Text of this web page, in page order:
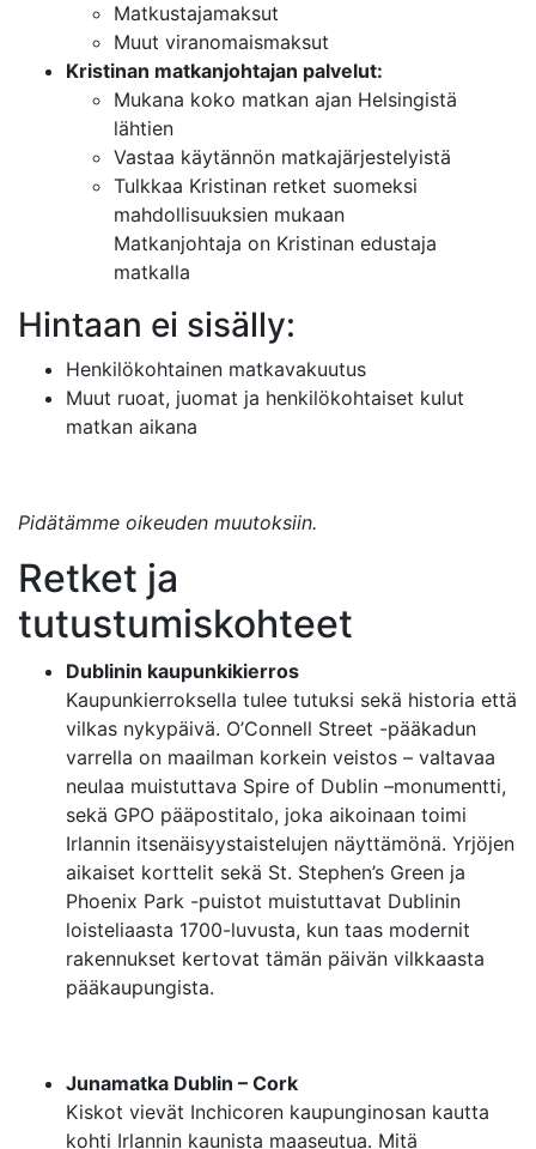
Matkustajamaksut
Muut viranomaismaksut
Kristinan matkanjohtajan palvelut:
Mukana koko matkan ajan Helsingistä
lähtien
Vastaa käytännön matkajärjestelyistä
Tulkkaa Kristinan retket suomeksi
mahdollisuuksien mukaan
Matkanjohtaja on Kristinan edustaja
matkalla
Hintaan ei sisälly:
Henkilökohtainen matkavakuutus
Muut ruoat, juomat ja henkilökohtaiset kulut
matkan aikana
Pidätämme oikeuden muutoksiin.
Retket ja
tutustumiskohteet
Dublinin kaupunkikierros
Kaupunkierroksella tulee tutuksi sekä historia että
vilkas nykypäivä. O’Connell Street -pääkadun
varrella on maailman korkein veistos – valtavaa
neulaa muistuttava Spire of Dublin –monumentti,
sekä GPO pääpostitalo, joka aikoinaan toimi
Irlannin itsenäisyystaistelujen näyttämönä. Yrjöjen
aikaiset korttelit sekä St. Stephen’s Green ja
Phoenix Park -puistot muistuttavat Dublinin
loisteliaasta 1700-luvusta, kun taas modernit
rakennukset kertovat tämän päivän vilkkaasta
pääkaupungista.
Junamatka Dublin – Cork
Kiskot vievät Inchicoren kaupunginosan kautta
kohti Irlannin kaunista maaseutua. Mitä